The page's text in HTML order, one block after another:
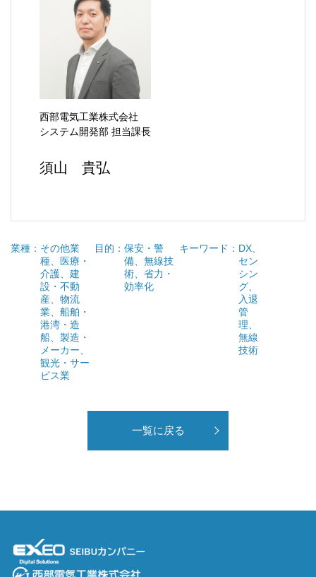
西部電気工業株式会社
システム開発部 担当課長
須山 貴弘
業種： その他業
種
医療・
介護
建
設・不動
産
物流
業
船舶・
港湾・造
船
製造・
メーカー
観光・サー
ビス業
目的：保安・警
備 、無線技
術 、省力・
効率化
キーワード： DX、
セン
シン
グ、
入退
管
理
無線
技術
一覧に戻る